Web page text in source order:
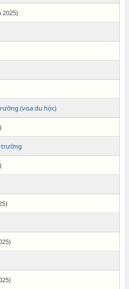
(visa du học)
trường